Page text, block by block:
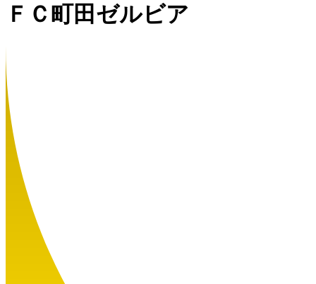
ＦＣ町田ゼルビア